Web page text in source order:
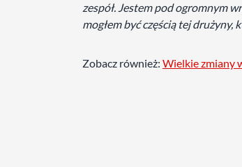
zespół. Jestem pod ogromnym
mogłem być częścią tej drużyny,
Zobacz również: Wielkie zmiany